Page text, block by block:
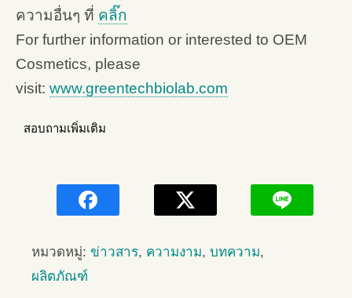
ความอื่นๆ ที่ คลิ๊ก
For further information or interested to OEM
Cosmetics, please
visit: www.greentechbiolab.com
สอบถามเพิ่มเติม
หมวดหมู่: ข่าวสาร, ความงาม, บทความ,
ผลิตภัณฑ์